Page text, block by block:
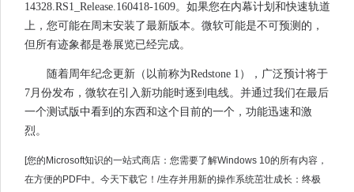
14328.RS1_Release.160418-1609。如果您在内幕计划和快速轨道
上，您可能在周末安装了最新版本。微软可能是不可预测的，
但所有迹象都是卷展览已经完成。
随着周年纪念更新（以前称为Redstone 1），广泛预计将于
7月份发布，微软在引入新功能时逐到电线。并通过我们在最后
一个测试版中看到的东西和这个目前的一个，功能迅速和激
烈。
[您的Microsoft知识的一站式商店：您需要了解Windows 10的所有内容，
在方便的PDF中。今天下载它！/生存并用新的操作系统茁壮成长：终极